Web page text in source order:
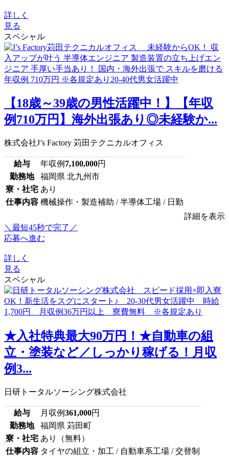
詳しく
見る
スペシャル
【18歳～39歳の男性活躍中！】【年収
例710万円】海外出張あり◎未経験か...
株式会社J’s Factory 苅田テクニカルオフィス
給与 年収例 7,100,000円
勤務地
福岡県 北九州市
寮・社宅 あり
仕事内容 機械操作・製造補助 / 半導体工場 / 日勤
詳細を表示
＼最短45秒で完了／
応募へ進む
詳しく
見る
スペシャル
★入社特典最大90万円！★自動車の組
立・塗装など／しっかり稼げる！月収
例3...
日研トータルソーシング株式会社
給与 月収例361,000円
勤務地
福岡県 苅田町
寮・社宅 あり（無料）
仕事内容 タイヤの組立・加工 / 自動車系工場 / 交替制